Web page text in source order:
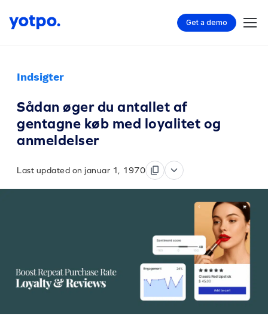
Get a demo
Indsigter
Sådan øger du antallet af
gentagne køb med loyalitet og
anmeldelser
Last updated on januar 1, 1970